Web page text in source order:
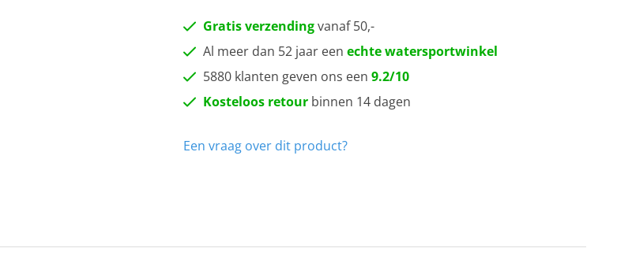
Gratis verzendingvanaf 50,-
Al meer dan 52 jaar een echte watersportwinkel
5880 klanten geven ons een 9.2/10
Kosteloos retourbinnen 14 dagen
Een vraag over dit product?